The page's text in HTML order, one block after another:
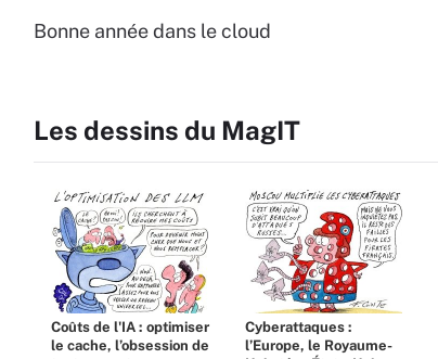
Bonne année dans le cloud
Les dessins du MagIT
Coûts de l'IA : optimiser
le cache, l’obsession de
Cyberattaques :
l’Europe, le Royaume-